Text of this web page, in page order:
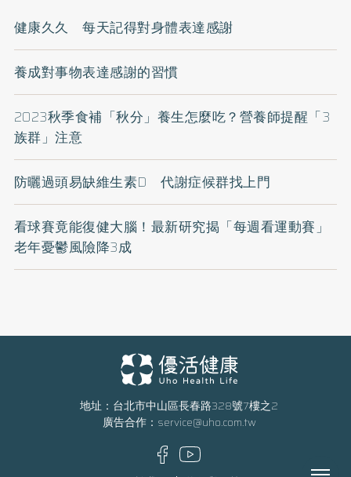
健康久久 每天記得對身體表達感謝
養成對事物表達感謝的習慣
2023秋季食補「秋分」養生怎麼吃？營養師提醒「3
族群」注意
防曬過頭易缺維生素D 代謝症候群找上門
看球賽竟能復健大腦！最新研究揭「每週看運動賽」
老年憂鬱風險降3成
地址：台北市中山區長春路328號7樓之2
廣告合作： service@uho.com.tw